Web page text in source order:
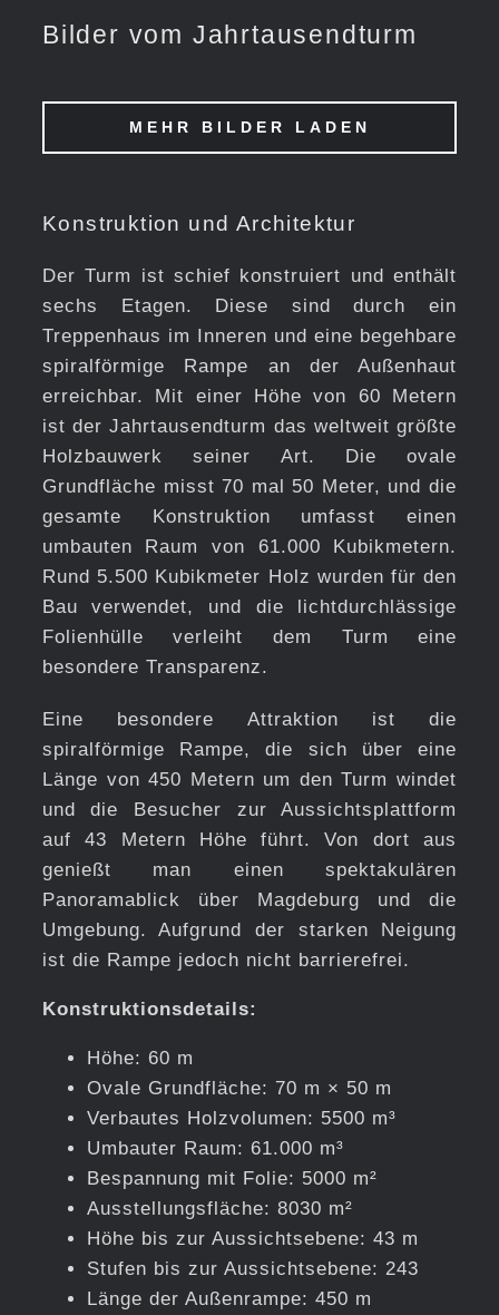
Bilder vom Jahrtausendturm
MEHR BILDER LADEN
Konstruktion und Architektur
Der Turm ist schief konstruiert und enthält
sechs Etagen. Diese sind durch ein
Treppenhaus im Inneren und eine begehbare
spiralförmige Rampe an der Außenhaut
erreichbar. Mit einer Höhe von 60 Metern
ist der Jahrtausendturm das weltweit größte
Holzbauwerk seiner Art. Die ovale
Grundfläche misst 70 mal 50 Meter, und die
gesamte Konstruktion umfasst einen
umbauten Raum von 61.000 Kubikmetern.
Rund 5.500 Kubikmeter Holz wurden für den
Bau verwendet, und die lichtdurchlässige
Folienhülle verleiht dem Turm eine
besondere Transparenz.
Eine besondere Attraktion ist die
spiralförmige Rampe, die sich über eine
Länge von 450 Metern um den Turm windet
und die Besucher zur Aussichtsplattform
auf 43 Metern Höhe führt. Von dort aus
genießt man einen spektakulären
Panoramablick über Magdeburg und die
Umgebung. Aufgrund der starken Neigung
ist die Rampe jedoch nicht barrierefrei.
Konstruktionsdetails:
Höhe: 60 m
Ovale Grundfläche: 70 m × 50 m
Verbautes Holzvolumen: 5500 m³
Umbauter Raum: 61.000 m³
Bespannung mit Folie: 5000 m²
Ausstellungsfläche: 8030 m²
Höhe bis zur Aussichtsebene: 43 m
Stufen bis zur Aussichtsebene: 243
Länge der Außenrampe: 450 m